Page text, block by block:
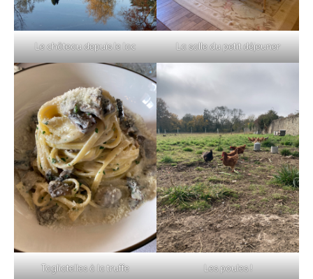
Le château depuis le lac La salle du petit déjeuner
Tagliatelles à la truffe Les poules !